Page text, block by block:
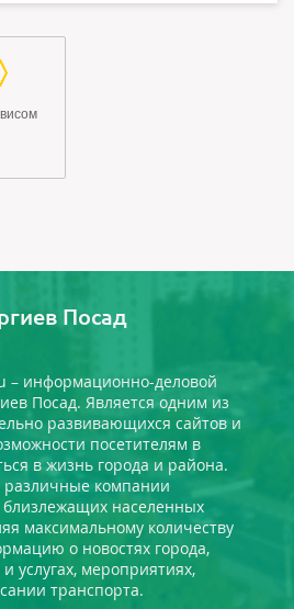
Посад
– информационно-деловой
Посад. Является одним из
развивающихся сайтов и
посетителям в
в жизнь города и района.
различные компании
близлежащих населенных
максимальному количеству
о новостях города,
услугах, мероприятиях,
транспорта.